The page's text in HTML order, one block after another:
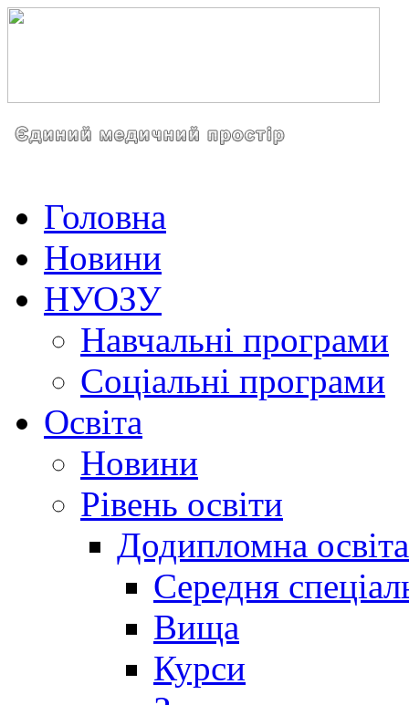
Головна
Новини
НУОЗУ
Навчальні програми
Соціальні програми
Освіта
Новини
Рівень освіти
Додипломна освіта
Середня
Вища
Курси